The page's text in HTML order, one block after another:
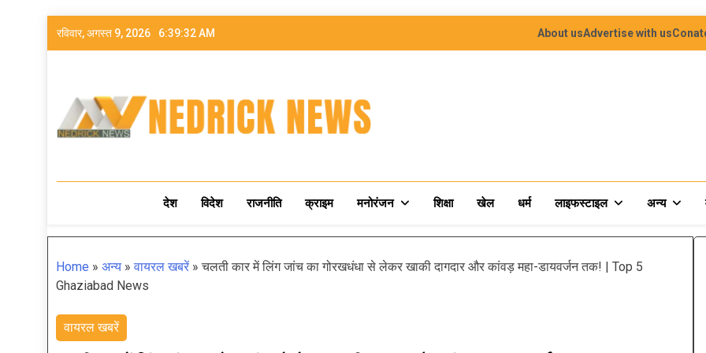
रविवार, अगस्त 9, 2026 6:39:34 AM About usAdvertise with us
NEDRICK NEWS
देश विदेश राजनीति क्राइम मनोरंजन शिक्षा खेल धर्म लाइफस्टाइल अन्य
Home » अन्य »वायरल खबरें »चलती कार में लिंग जांच का गोरखधंधा से लेकर खाकी दागदार और कांवड़ महा-डायवर्जन तक! | Top 5
Ghaziabad News
वायरल खबरें